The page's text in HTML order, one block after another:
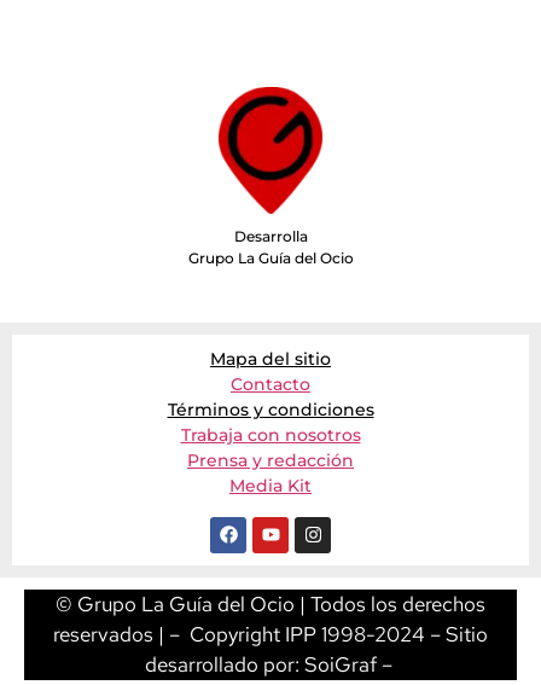
Desarrolla
Grupo La Guía del Ocio
Mapa del sitio
Contacto
Términos y condiciones
Trabaja con nosotros
Prensa y redacción
Media Kit
© Grupo La Guía del Ocio | Todos los derechos
reservados | – Copyright IPP 1998-2024 – Sitio
desarrollado por: SoiGraf–